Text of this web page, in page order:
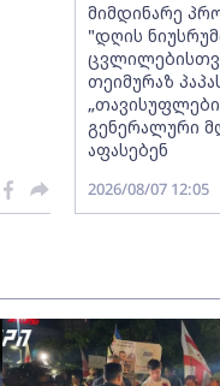
მიმდინარე
"დღის
თეიმურაზ
გენერალური
აფასებენ
2026/08/07 12:05